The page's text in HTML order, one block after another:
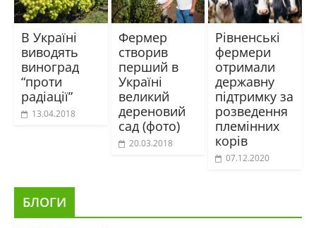
В Україні
виводять
виноград
“проти
радіації”
13.04.2018
Фермер
створив
перший в
Україні
великий
дереновий
сад (фото)
20.03.2018
Рівненські
фермери
отримали
державну
підтримку за
розведення
племінних
корів
07.12.2020
БЛОГИ